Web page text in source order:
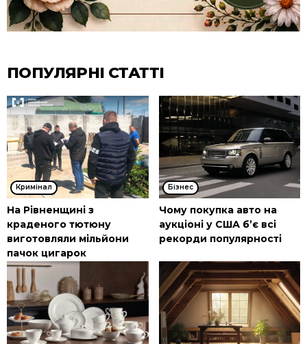
ПОПУЛЯРНІ СТАТТІ
Кримінал
На Рівненщині з
краденого тютюну
виготовляли мільйони
пачок цигарок
Бізнес
Чому покупка авто на
аукціоні у США б’є всі
рекорди популярності